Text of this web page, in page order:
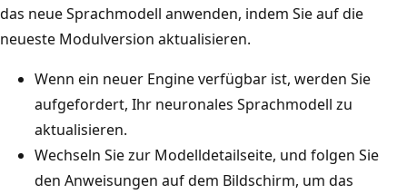
das neue Sprachmodell anwenden, indem Sie auf die
neueste Modulversion aktualisieren.
Wenn ein neuer Engine verfügbar ist, werden Sie
aufgefordert, Ihr neuronales Sprachmodell zu
aktualisieren.
Wechseln Sie zur Modelldetailseite, und folgen Sie
den Anweisungen auf dem Bildschirm, um das